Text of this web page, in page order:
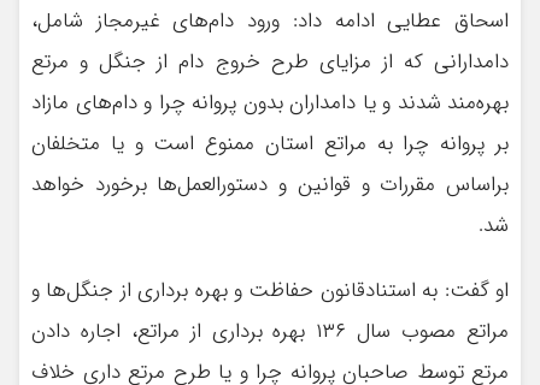
اسحاق عطایی ادامه داد: ورود دام‌های غیرمجاز شامل،
دامدارانی که از مزایای طرح خروج دام از جنگل و مرتع
بهره‌مند شدند و یا دامداران بدون پروانه چرا و دام‌های مازاد
بر پروانه چرا به مراتع استان ممنوع است و یا متخلفان
براساس مقررات و قوانین و دستورالعمل‌ها برخورد خواهد
شد.
او گفت: به استنادقانون حفاظت و بهره برداری از جنگل‌ها و
مراتع مصوب سال ۱۳۶ بهره برداری از مراتع، اجاره دادن
مرتع توسط صاحبان پروانه چرا و یا طرح مرتع داری خلاف